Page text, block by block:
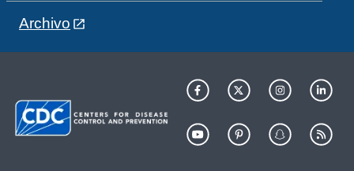
Archivo